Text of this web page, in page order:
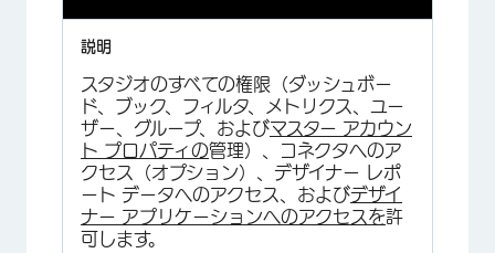
スタジオのすべての権限（ダッシュボー
ド、ブック、フィルタ、メトリクス、ユー
ザー、グループ、およびマスター アカウン
ト プロパティの管理）、コネクタへのア
クセス（オプション）、デザイナー レポ
ート データへのアクセス、およびデザイ
ナー アプリケーションへのアクセスを許
可します。